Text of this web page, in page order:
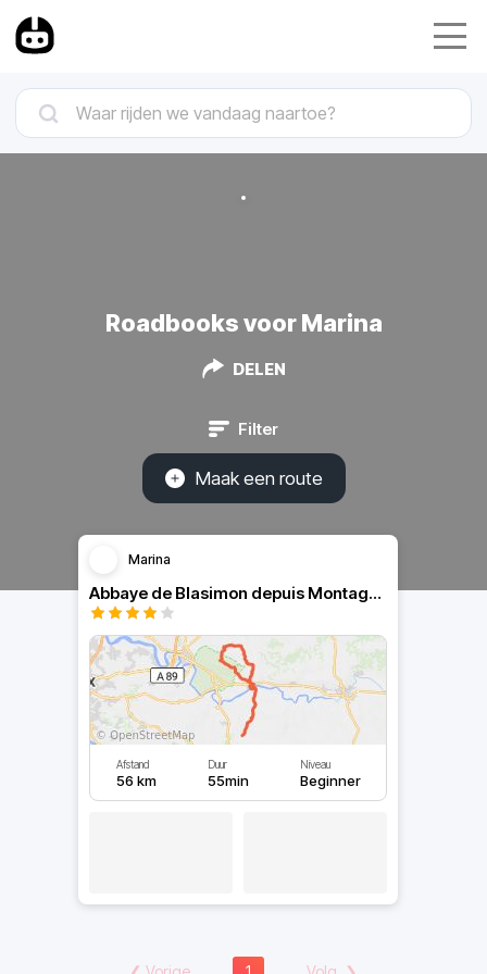
Roadbooks voor Marina
DELEN
Filter
Maak een route
Marina
Abbaye de Blasimon depuis Montagne
Afstand
56 km
Duur
55min
Niveau
Beginner